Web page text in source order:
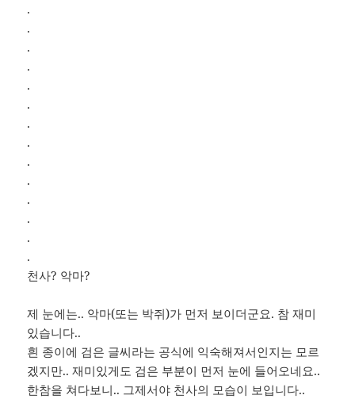
.
.
.
.
.
.
.
.
.
.
.
.
.
.
천사? 악마?
제 눈에는.. 악마(또는 박쥐)가 먼저 보이더군요. 참 재미
있습니다..
흰 종이에 검은 글씨라는 공식에 익숙해져서인지는 모르
겠지만.. 재미있게도 검은 부분이 먼저 눈에 들어오네요..
한참을 쳐다보니.. 그제서야 천사의 모습이 보입니다..